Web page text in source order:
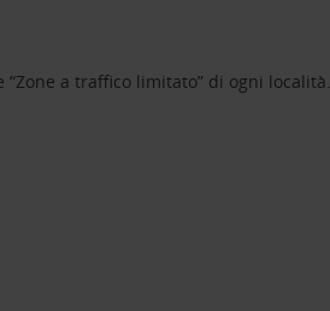
a traffico limitato” di ogni località.